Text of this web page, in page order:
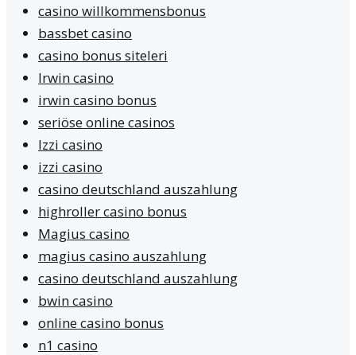
casino willkommensbonus
bassbet casino
casino bonus siteleri
Irwin casino
irwin casino bonus
seriöse online casinos
Izzi casino
izzi casino
casino deutschland auszahlung
highroller casino bonus
Magius casino
magius casino auszahlung
casino deutschland auszahlung
bwin casino
online casino bonus
n1 casino